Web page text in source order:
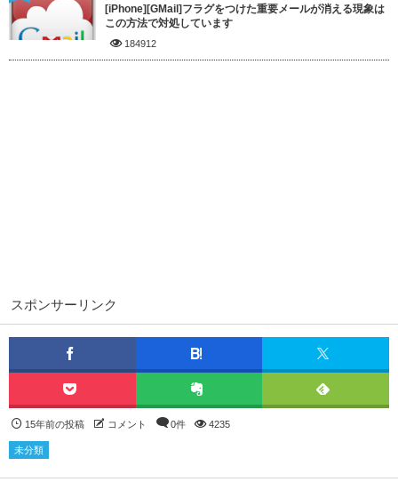
[iPhone][GMail]フラグをつけた重要メールが消える現象は
この方法で対処しています
184912
スポンサーリンク
15年前の投稿 コメント 0件 4235
未分類